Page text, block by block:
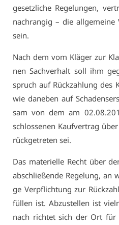
ge­setz­li­che Re­ge­lun­gen,
nach­ran­gig – die all­ge­mei­ne
sein.
Nach dem vom Klä­ger zur
nen Sach­ver­halt soll ihm
spruch auf Rück­zah­lung des
wie da­ne­ben auf
sam von dem am
schlos­se­nen Kauf­ver­trag
rück­ge­tre­ten sei.
Das ma­te­ri­el­le Recht über
ab­schlie­ßen­de Re­ge­lung,
ge Ver­pflich­tung zur
fül­len ist. Ab­zu­stel­len ist
nach rich­tet sich der Ort